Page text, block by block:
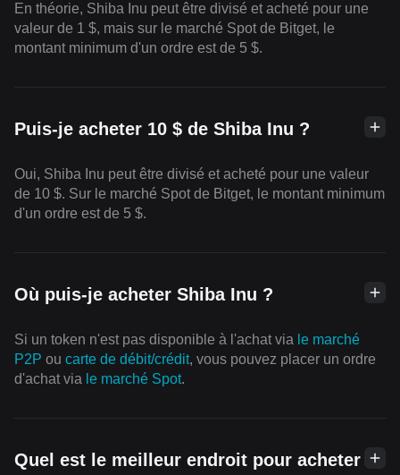
En théorie, Shiba Inu peut être divisé et acheté pour une
valeur de 1 $, mais sur le marché Spot de Bitget, le
montant minimum d'un ordre est de 5 $.
Puis-je acheter 10 $ de Shiba Inu ?
Oui, Shiba Inu peut être divisé et acheté pour une valeur
de 10 $. Sur le marché Spot de Bitget, le montant minimum
d'un ordre est de 5 $.
Où puis-je acheter Shiba Inu ?
Si un token n'est pas disponible à l'achat via le marché
P2P ou carte de débit/crédit, vous pouvez placer un ordre
d'achat via le marché Spot.
Quel est le meilleur endroit pour acheter